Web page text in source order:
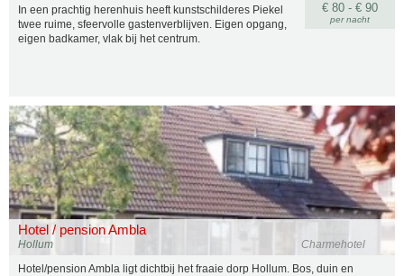
€ 80 - € 90
per nacht
In een prachtig herenhuis heeft kunstschilderes Piekel
twee ruime, sfeervolle gastenverblijven. Eigen opgang,
eigen badkamer, vlak bij het centrum.
Hotel / pension Ambla
Charmehotel
Hollum
Hotel/pension Ambla ligt dichtbij het fraaie dorp Hollum. Bos, duin en